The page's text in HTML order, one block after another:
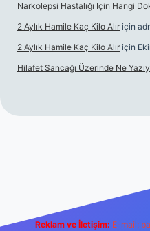
Narkolepsi Hastalığı Için Hangi
2 Aylık Hamile Kaç Kilo Alır için
2 Aylık Hamile Kaç Kilo Alır için
Hilafet Sancağı Üzerinde Ne
Reklam ve İletişim: E-mail: